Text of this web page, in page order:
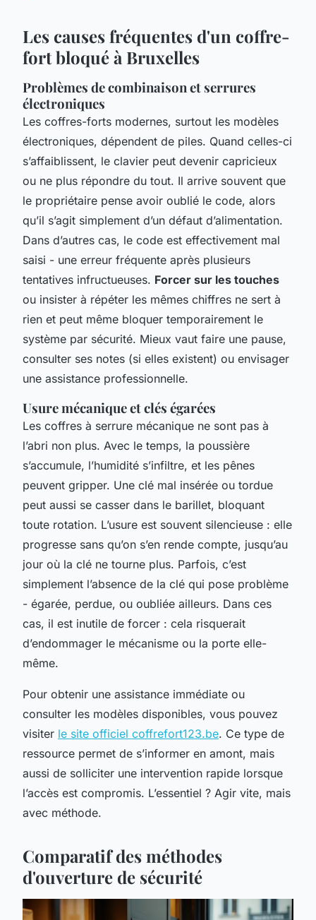
Les causes fréquentes d'un coffre-
fort bloqué à Bruxelles
Problèmes de combinaison et serrures
électroniques
Les coffres-forts modernes, surtout les modèles
électroniques, dépendent de piles. Quand celles-ci
s’affaiblissent, le clavier peut devenir capricieux
ou ne plus répondre du tout. Il arrive souvent que
le propriétaire pense avoir oublié le code, alors
qu’il s’agit simplement d’un défaut d’alimentation.
Dans d’autres cas, le code est effectivement mal
saisi - une erreur fréquente après plusieurs
tentatives infructueuses. Forcer sur les touches
ou insister à répéter les mêmes chiffres ne sert à
rien et peut même bloquer temporairement le
système par sécurité. Mieux vaut faire une pause,
consulter ses notes (si elles existent) ou envisager
une assistance professionnelle.
Usure mécanique et clés égarées
Les coffres à serrure mécanique ne sont pas à
l’abri non plus. Avec le temps, la poussière
s’accumule, l’humidité s’infiltre, et les pênes
peuvent gripper. Une clé mal insérée ou tordue
peut aussi se casser dans le barillet, bloquant
toute rotation. L’usure est souvent silencieuse : elle
progresse sans qu’on s’en rende compte, jusqu’au
jour où la clé ne tourne plus. Parfois, c’est
simplement l’absence de la clé qui pose problème
- égarée, perdue, ou oubliée ailleurs. Dans ces
cas, il est inutile de forcer : cela risquerait
d’endommager le mécanisme ou la porte elle-
même.
Pour obtenir une assistance immédiate ou
consulter les modèles disponibles, vous pouvez
visiter le site officiel coffrefort123.be. Ce type de
ressource permet de s’informer en amont, mais
aussi de solliciter une intervention rapide lorsque
l’accès est compromis. L’essentiel ? Agir vite, mais
avec méthode.
Comparatif des méthodes
d'ouverture de sécurité